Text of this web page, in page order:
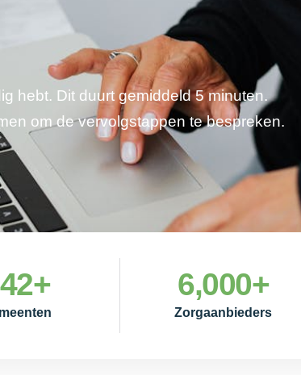
hebt. Dit duurt gemiddeld 5 minuten.
om de vervolgstappen te bespreken.
+
Zorgaanbieders
6,000+